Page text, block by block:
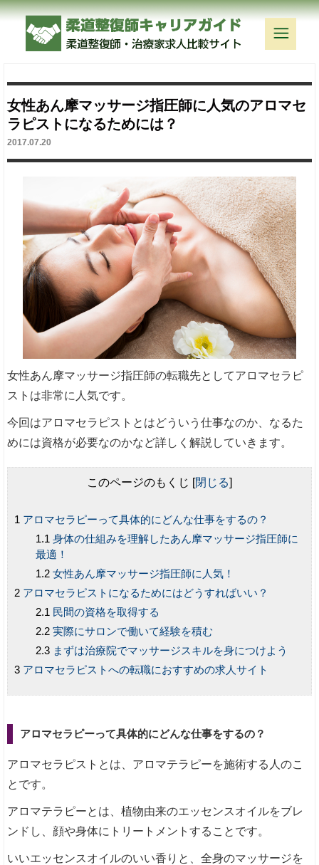
女性あん摩マッサージ指圧師に人気のアロマセ
ラピストになるためには？
2017.07.20
女性あん摩マッサージ指圧師の転職先としてアロマセラピ
ストは非常に人気です。
今回はアロマセラピストとはどういう仕事なのか、なるた
めには資格が必要なのかなど詳しく解説していきます。
このページのもくじ [閉じる]
アロマセラピーって具体的にどんな仕事をするの？
身体の仕組みを理解したあん摩マッサージ指圧師に
最適！
女性あん摩マッサージ指圧師に人気！
アロマセラピストになるためにはどうすればいい？
民間の資格を取得する
実際にサロンで働いて経験を積む
まずは治療院でマッサージスキルを身につけよう
アロマセラピストへの転職におすすめの求人サイト
アロマセラピーって具体的にどんな仕事をするの？
アロマセラピストとは、アロマテラピーを施術する人のこ
とです。
アロマテラピーとは、植物由来のエッセンスオイルをブレ
ンドし、顔や身体にトリートメントすることです。
いいエッセンスオイルのいい香りと、全身のマッサージを